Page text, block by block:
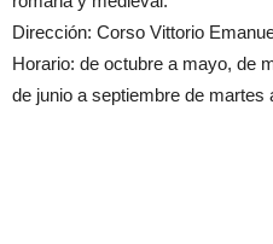
Dirección: Corso Vittorio
Horario: de octubre a mayo, de
de junio a septiembre de martes